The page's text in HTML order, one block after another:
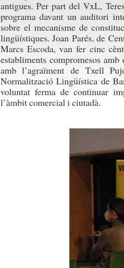
antigues. Per part del VxL,
programa davant un auditori
sobre el mecanisme de
lingüístiques. Joan Parés, de
Marcs Escoda, van fer cinc
establiments compromesos
amb l’agraïment de Txell
Normalització Lingüística de
voluntat ferma de continuar
l’àmbit comercial i ciutadà.